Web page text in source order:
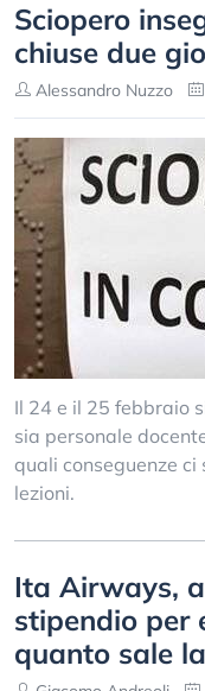
Sciopero
chiuse due
Alessandro Nuzzo
Il 24 e il 25 febbraio
sia personale
quali conseguenze
lezioni.
Ita Airways,
stipendio per
quanto sale